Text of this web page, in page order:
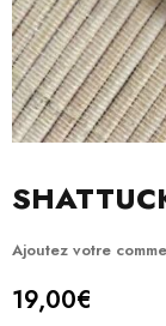
Ajoutez votre
19,00€